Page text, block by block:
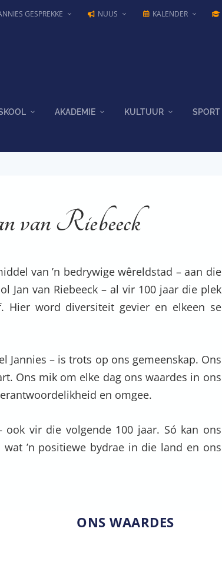
GESPREKKE NUUS KALENDER
AKADEMIE KULTUUR SPORT
van Riebeeck
van ’n bedrywige wêreldstad – aan die
Jan van Riebeeck – al vir 100 jaar die plek
Hier word diversiteit gevier en elkeen se
Jannies – is trots op ons gemeenskap. Ons
Ons mik om elke dag ons waardes in ons
en omgee.
vir die volgende 100 jaar. Só kan ons
wat ’n positiewe bydrae in die land en ons
ONS WAARDES